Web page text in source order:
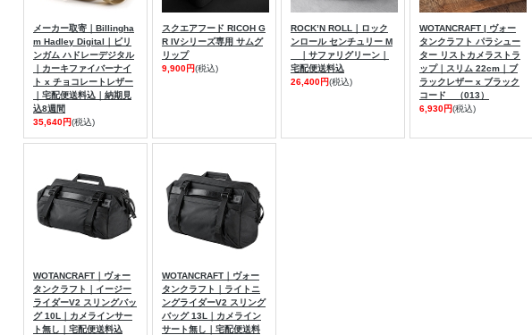
メーカー取寄｜Billingha
m Hadley Digital｜ビリ
ンガム ハドレーデジタル
｜カーキファイバーナイ
ト x チョコレートレザー
｜宅配便送料込｜納期見
込8週間
35,640円(税込)
スクエアフード RICOH G
R IVシリーズ専用 サムグ
リップ
9,900円(税込)
ROCK’N ROLL｜ロック
ンロール センチュリー M
｜サファリグリーン｜
宅配便送料込
26,400円(税込)
WOTANCRAFT | ヴォー
タンクラフト パラシュー
ター リストカメラストラ
ップ｜スリム 22cm｜ブ
ラックレザー x ブラック
コード （013）
6,930円(税込)
WOTANCRAFT｜ヴォー
タンクラフト｜イージー
ライダーV2 スリングバッ
グ 10L｜カメラインサー
ト無し｜宅配便送料込
WOTANCRAFT｜ヴォー
タンクラフト｜ライトニ
ングライダーV2 スリング
バッグ 13L｜カメライン
サート無し｜宅配便送料